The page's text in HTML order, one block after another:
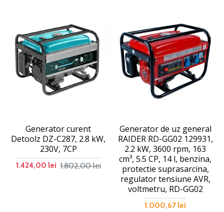
Generator curent
Detoolz DZ-C287, 2.8 kW,
230V, 7CP
1.424,00 lei 1.802,00 lei
Generator de uz general
RAIDER RD-GG02 129931,
2.2 kW, 3600 rpm, 163
cm³, 5.5 CP, 14 l, benzina,
protectie suprasarcina,
regulator tensiune AVR,
voltmetru, RD-GG02
1.000,67 lei